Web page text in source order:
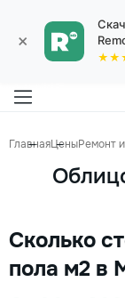
×
ГлавнаяЦеныРемонт
Сколько
пола м2 в